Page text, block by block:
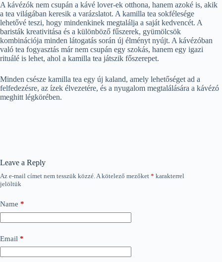
A kávézók nem csupán a kávé lover-ek otthona, hanem azoké is, akik
a tea világában keresik a varázslatot. A kamilla tea sokfélesége
lehetővé teszi, hogy mindenkinek megtalálja a saját kedvencét. A
baristák kreativitása és a különböző fűszerek, gyümölcsök
kombinációja minden látogatás során új élményt nyújt. A kávézóban
való tea fogyasztás már nem csupán egy szokás, hanem egy igazi
rituálé is lehet, ahol a kamilla tea játszik főszerepet.
Minden csésze kamilla tea egy új kaland, amely lehetőséget ad a
felfedezésre, az ízek élvezetére, és a nyugalom megtalálására a kávézó
meghitt légkörében.
Leave a Reply
Az e-mail címet nem tesszük közzé.A kötelező mezőket * karakterrel
jelöltük
Name *
Email *